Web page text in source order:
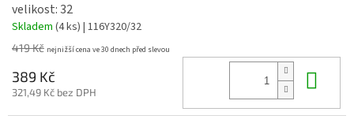
velikost: 32
Skladem (4 ks) | 116Y320/32
419 Kč
389 Kč
321,49 Kč bez DPH